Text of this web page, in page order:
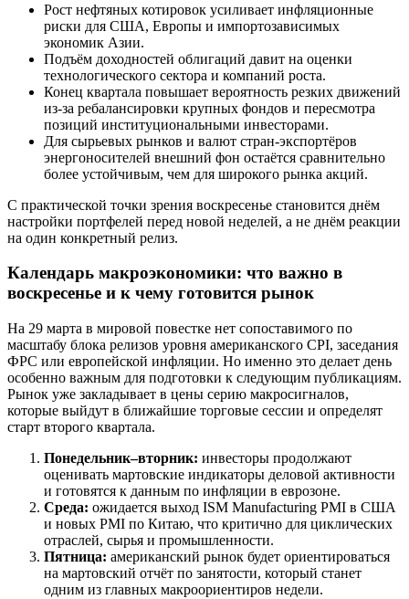
Рост нефтяных котировок усиливает инфляционные
риски для США, Европы и импортозависимых
экономик Азии.
Подъём доходностей облигаций давит на оценки
технологического сектора и компаний роста.
Конец квартала повышает вероятность резких движений
из-за ребалансировки крупных фондов и пересмотра
позиций институциональными инвесторами.
Для сырьевых рынков и валют стран-экспортёров
энергоносителей внешний фон остаётся сравнительно
более устойчивым, чем для широкого рынка акций.
С практической точки зрения воскресенье становится днём
настройки портфелей перед новой неделей, а не днём реакции
на один конкретный релиз.
Календарь макроэкономики: что важно в
воскресенье и к чему готовится рынок
На 29 марта в мировой повестке нет сопоставимого по
масштабу блока релизов уровня американского CPI, заседания
ФРС или европейской инфляции. Но именно это делает день
особенно важным для подготовки к следующим публикациям.
Рынок уже закладывает в цены серию макросигналов,
которые выйдут в ближайшие торговые сессии и определят
старт второго квартала.
Понедельник–вторник: инвесторы продолжают
оценивать мартовские индикаторы деловой активности
и готовятся к данным по инфляции в еврозоне.
Среда: ожидается выход ISM Manufacturing PMI в США
и новых PMI по Китаю, что критично для циклических
отраслей, сырья и промышленности.
Пятница: американский рынок будет ориентироваться
на мартовский отчёт по занятости, который станет
одним из главных макроориентиров недели.